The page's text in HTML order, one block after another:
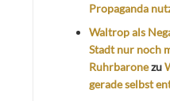
Propaganda
Waltrop als
Stadt nur noch
Ruhrbaronezu
gerade selbst